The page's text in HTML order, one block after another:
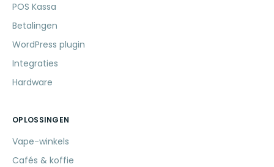
POS Kassa
Betalingen
WordPress plugin
Integraties
Hardware
OPLOSSINGEN
Vape-winkels
Cafés & koffie